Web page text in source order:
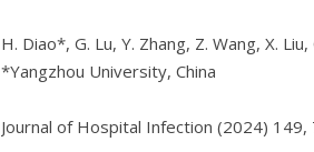
H. Diao*, G. Lu, Y. Zhang, Z. Wang, X. Liu,
*Yangzhou University, China
Journal of Hospital Infection (2024) 149,